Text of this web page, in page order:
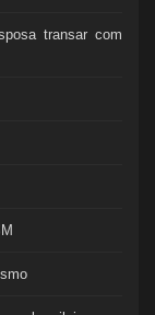
transar com